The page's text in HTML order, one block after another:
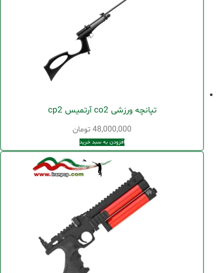
تپانچه ورزشی co2 آرتميس cp2
48,000,000 تومان
افزودن به سبد خرید